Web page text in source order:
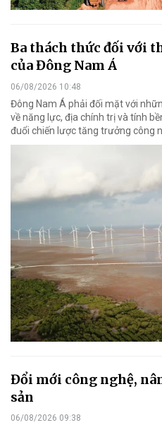
Ba thách thức đối với
của Đông Nam Á
06/08/2026 10:48
Đông Nam Á phải đối mặt với
về năng lực, địa chính trị và tính
đuổi chiến lược tăng trưởng công
Đổi mới công nghệ,
sản
06/08/2026 09:38